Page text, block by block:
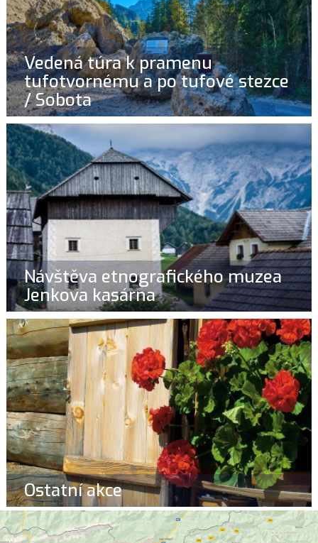
Vedená túra k pramenu
tufotvornému a po tufové stezce
/ Sobota
Návštěva etnografického muzea
Jenkova kasárna
Ostatní akce